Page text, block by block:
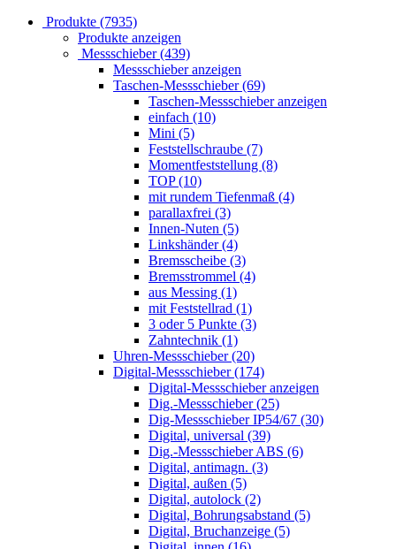
Produkte (7935)
Produkte anzeigen
Messschieber (439)
Messschieber anzeigen
Taschen-Messschieber (69)
Taschen-Messschieber anzeigen
einfach (10)
Mini (5)
Feststellschraube (7)
Momentfeststellung (8)
TOP (10)
mit rundem Tiefenmaß (4)
parallaxfrei (3)
Innen-Nuten (5)
Linkshänder (4)
Bremsscheibe (3)
Bremsstrommel (4)
aus Messing (1)
mit Feststellrad (1)
3 oder 5 Punkte (3)
Zahntechnik (1)
Uhren-Messschieber (20)
Digital-Messschieber (174)
Digital-Messschieber anzeigen
Dig.-Messschieber (25)
Dig-Messschieber IP54/67 (30)
Digital, universal (39)
Dig.-Messschieber ABS (6)
Digital, antimagn. (3)
Digital, außen (5)
Digital, autolock (2)
Digital, Bohrungsabstand (5)
Digital, Bruchanzeige (5)